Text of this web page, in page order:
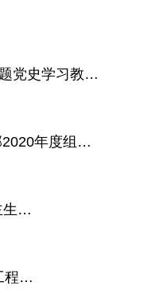
【党史学习教育】湘潭市第一人民医院机关一支部专题党史学习教育系列——走进湘潭党史馆
【党史学习教育】剖析根源 触及灵魂——综合党支部2020年度组织生活会成功召开
湘潭市第一人民医院召开2018年度民主生活会
市委组织部一行来我院调研“党建领航工程”落实情况